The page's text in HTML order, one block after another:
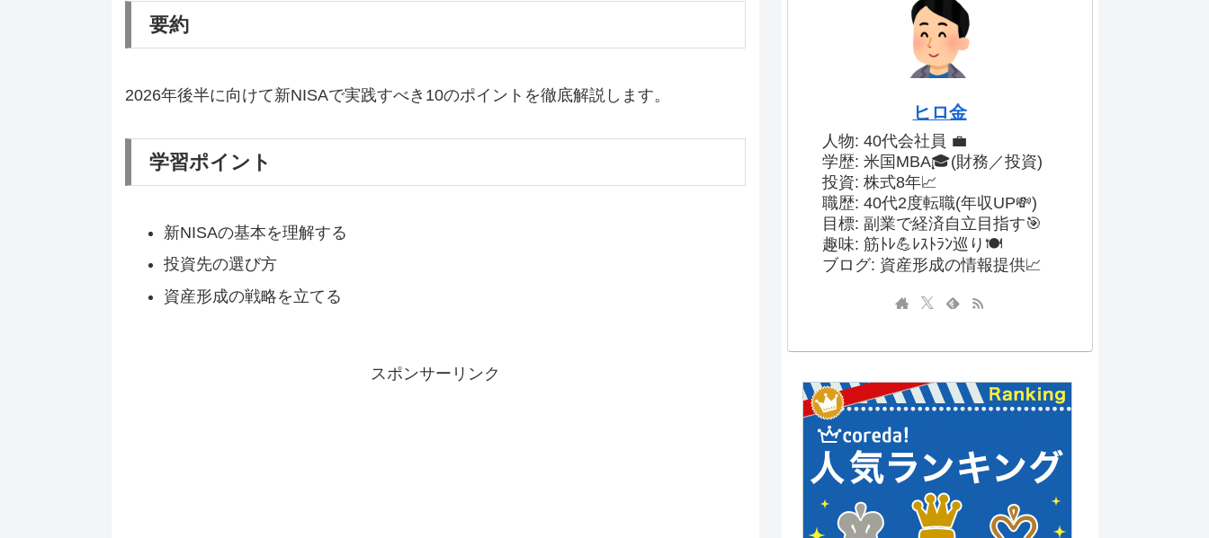
要約
2026年後半に向けて新NISAで実践すべき10のポイントを徹底解説します。
学習ポイント
新NISAの基本を理解する
投資先の選び方
資産形成の戦略を立てる
スポンサーリンク
ヒロ金
人物: 40代会社員 💼
学歴: 米国MBA🎓(財務／投資)
投資: 株式8年📈
職歴: 40代2度転職(年収UP💸)
目標: 副業で経済自立目指す🎯
趣味: 筋ﾄﾚ💪ﾚｽﾄﾗﾝ巡り🍽️
ブログ: 資産形成の情報提供📈